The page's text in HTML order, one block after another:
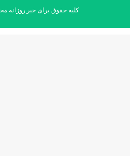
کلیه حقوق برای خبر روزانه